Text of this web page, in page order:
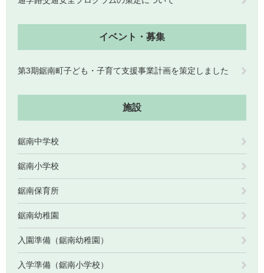
イベント・募集
第3期鋸南町子ども・子育て支援事業計画を策定しました
施設
鋸南中学校
鋸南小学校
鋸南保育所
鋸南幼稚園
入園準備（鋸南幼稚園）
入学準備（鋸南小学校）